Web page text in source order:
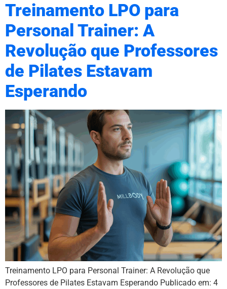
Treinamento LPO para
Personal Trainer: A
Revolução que Professores
de Pilates Estavam
Esperando
Treinamento LPO para Personal Trainer: A Revolução que
Professores de Pilates Estavam Esperando Publicado em: 4